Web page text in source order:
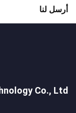
أرسل لنا
Co., Ltd.